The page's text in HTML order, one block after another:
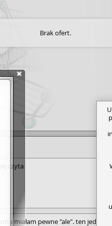
Brak ofert.
czyta
miałam pewne "ale". ten jednak